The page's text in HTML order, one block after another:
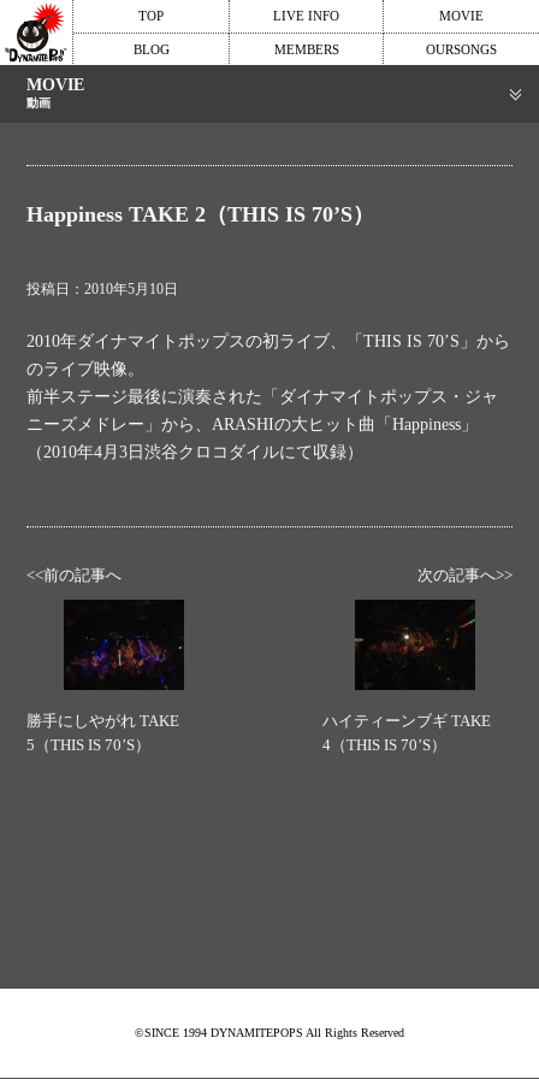
TOP LIVE INFO MOVIE
BLOG MEMBERS OURSONGS
MOVIE
動画
Happiness TAKE 2（THIS IS 70’S）
投稿日：2010年5月10日
2010年ダイナマイトポップスの初ライブ、「THIS IS 70’S」から
のライブ映像。
前半ステージ最後に演奏された「ダイナマイトポップス・ジャ
ニーズメドレー」から、ARASHIの大ヒット曲「Happiness」
（2010年4月3日渋谷クロコダイルにて収録）
<<前の記事へ
勝手にしやがれ TAKE
5（THIS IS 70’S）
次の記事へ>>
ハイティーンブギ TAKE
4（THIS IS 70’S）
©SINCE 1994 DYNAMITEPOPS All Rights Reserved